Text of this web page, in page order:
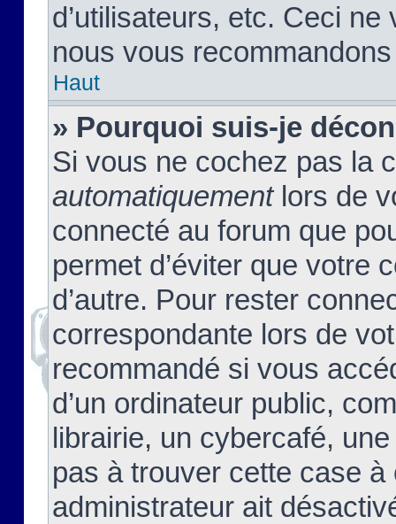
d’utilisateurs, etc. Ceci
nous vous
Haut
» Pourquoi suis-je
Si vous ne cochez pas la
automatiquementlors de
connecté au forum que
permet d’éviter que votre
d’autre. Pour rester
correspondante lors de
recommandé si vous
d’un ordinateur public,
librairie, un cybercafé,
pas à trouver cette case à
administrateur ait